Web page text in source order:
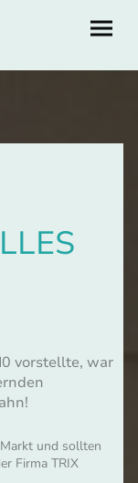
vorstellte, war
und sollten
Firma TRIX